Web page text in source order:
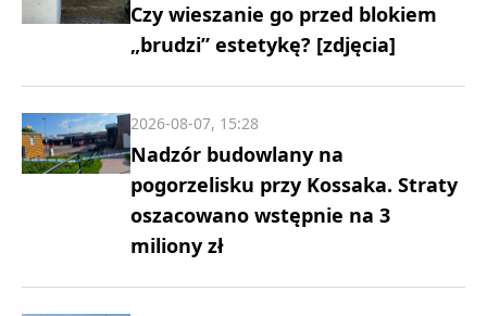
Czy wieszanie go przed blokiem
„brudzi” estetykę? [zdjęcia]
Nadzór budowlany na
pogorzelisku przy Kossaka. Straty
oszacowano wstępnie na 3
miliony zł
2026-08-07, 15:28